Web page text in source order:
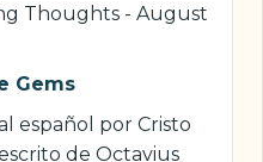
Thoughts - August
Gems
español por Cristo
de Octavius